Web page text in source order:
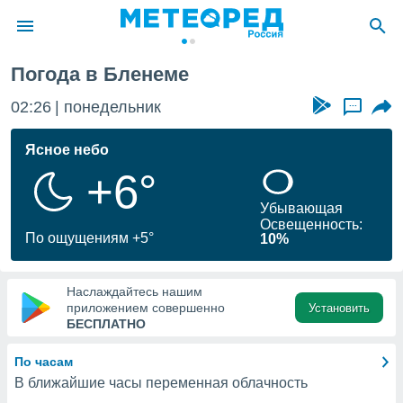
о
Вы можете
к этому
доступ
Погода в Бленеме
02:26 понедельник ...
Ясное небо
+6°
По ощущениям +5°
Убывающая
Освещенность:
10%
Наслаждайтесь нашим
приложением совершенно
БЕСПЛАТНО
Установить
По часам
В ближайшие часы переменная облачность